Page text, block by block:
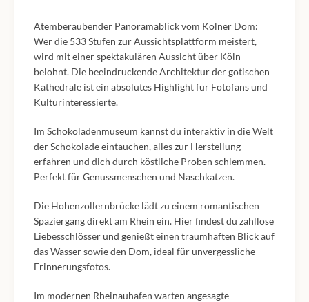
Atemberaubender Panoramablick vom Kölner Dom:
Wer die 533 Stufen zur Aussichtsplattform meistert,
wird mit einer spektakulären Aussicht über Köln
belohnt. Die beeindruckende Architektur der gotischen
Kathedrale ist ein absolutes Highlight für Fotofans und
Kulturinteressierte.
Im Schokoladenmuseum kannst du interaktiv in die Welt
der Schokolade eintauchen, alles zur Herstellung
erfahren und dich durch köstliche Proben schlemmen.
Perfekt für Genussmenschen und Naschkatzen.
Die Hohenzollernbrücke lädt zu einem romantischen
Spaziergang direkt am Rhein ein. Hier findest du zahllose
Liebesschlösser und genießt einen traumhaften Blick auf
das Wasser sowie den Dom, ideal für unvergessliche
Erinnerungsfotos.
Im modernen Rheinauhafen warten angesagte